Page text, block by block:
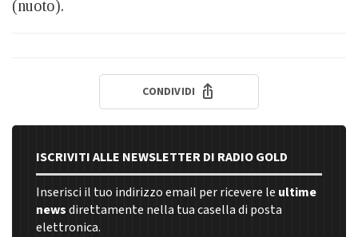
(nuoto).
CONDIVIDI
ISCRIVITI ALLE NEWSLETTER DI RADIO GOLD
Inserisci il tuo indirizzo email per ricevere le ultime
newsdirettamente nella tua casella di posta
elettronica.